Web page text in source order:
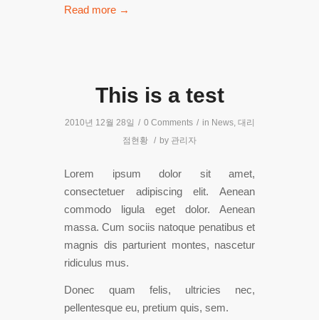
Read more →
This is a test
2010년 12월 28일 / 0 Comments / in News, 대리
점현황 / by 관리자
Lorem ipsum dolor sit amet,
consectetuer adipiscing elit. Aenean
commodo ligula eget dolor. Aenean
massa. Cum sociis natoque penatibus et
magnis dis parturient montes, nascetur
ridiculus mus.
Donec quam felis, ultricies nec,
pellentesque eu, pretium quis, sem.